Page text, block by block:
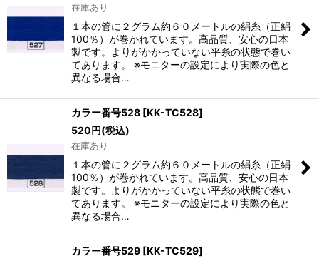
在庫あり
１本の管に２グラム約６０メートルの絹糸（正絹
100％）が巻かれています。高品質、安心の日本
製です。よりがかかっていない平糸の状態で巻い
てあります。 ※モニターの設定により実際の色と
異なる場合…
カラー番号528 [KK-TC528]
520円(税込)
在庫あり
１本の管に２グラム約６０メートルの絹糸（正絹
100％）が巻かれています。高品質、安心の日本
製です。よりがかかっていない平糸の状態で巻い
てあります。 ※モニターの設定により実際の色と
異なる場合…
カラー番号529 [KK-TC529]